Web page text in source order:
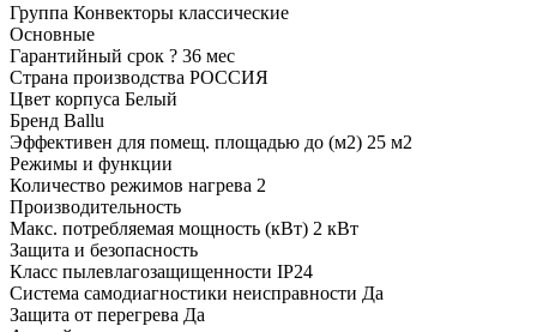
Группа Конвекторы классические
Основные
Гарантийный срок ? 36 мес
Страна производства РОССИЯ
Цвет корпуса Белый
Бренд Ballu
Эффективен для помещ. площадью до (м2) 25 м2
Режимы и функции
Количество режимов нагрева 2
Производительность
Макс. потребляемая мощность (кВт) 2 кВт
Защита и безопасность
Класс пылевлагозащищенности IP24
Система самодиагностики неисправности Да
Защита от перегрева Да